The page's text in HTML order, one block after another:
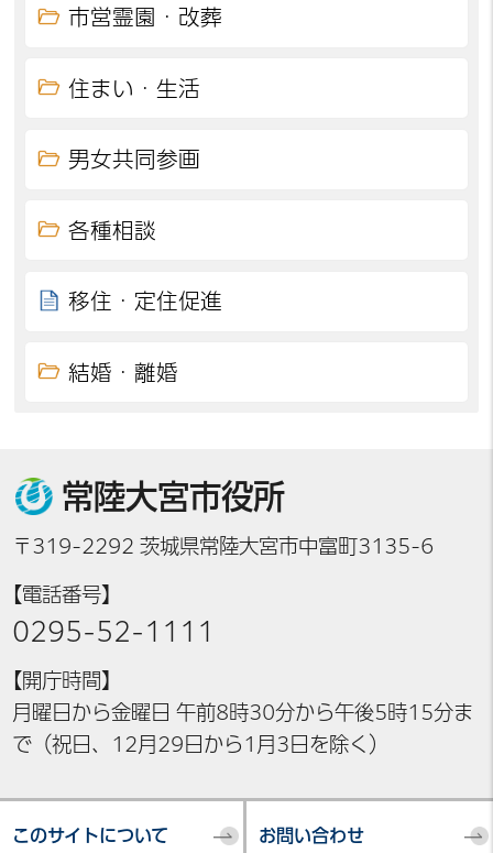
市営霊園・改葬
住まい・生活
男女共同参画
各種相談
移住・定住促進
結婚・離婚
常陸大宮市役所
〒319-2292 茨城県常陸大宮市中富町3135-6
【電話番号】
0295-52-1111
【開庁時間】
月曜日から金曜日 午前8時30分から午後5時15分ま
で（祝日、12月29日から1月3日を除く）
このサイトについて お問い合わせ